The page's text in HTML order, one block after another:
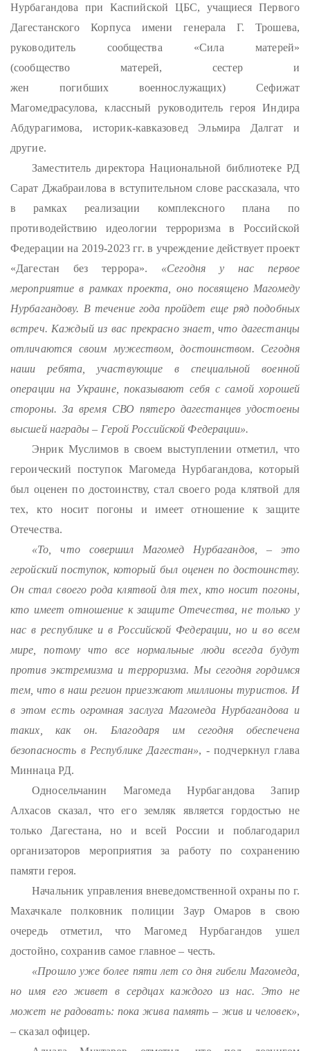
Нурбагандова при Каспийской ЦБС, учащиеся Первого
Дагестанского Корпуса имени генерала Г. Трошева,
руководитель сообщества «Сила матерей»
(сообщество матерей, сестер и
жен погибших военнослужащих) Сефижат
Магомедрасулова, классный руководитель героя Индира
Абдурагимова, историк-кавказовед Эльмира Далгат и
другие.
Заместитель директора Национальной библиотеке РД
Сарат Джабраилова в вступительном слове рассказала, что
в рамках реализации комплексного плана по
противодействию идеологии терроризма в Российской
Федерации на 2019-2023 гг. в учреждение действует проект
«Дагестан без террора». «Сегодня у нас первое
мероприятие в рамках проекта, оно посвящено Магомеду
Нурбагандову. В течение года пройдет еще ряд подобных
встреч. Каждый из вас прекрасно знает, что дагестанцы
отличаются своим мужеством, достоинством. Сегодня
наши ребята, участвующие в специальной военной
операции на Украине, показывают себя с самой хорошей
стороны. За время СВО пятеро дагестанцев удостоены
высшей награды – Герой Российской Федерации».
Энрик Муслимов в своем выступлении отметил, что
героический поступок Магомеда Нурбагандова, который
был оценен по достоинству, стал своего рода клятвой для
тех, кто носит погоны и имеет отношение к защите
Отечества.
«То, что совершил Магомед Нурбагандов, – это
геройский поступок, который был оценен по достоинству.
Он стал своего рода клятвой для тех, кто носит погоны,
кто имеет отношение к защите Отечества, не только у
нас в республике и в Российской Федерации, но и во всем
мире, потому что все нормальные люди всегда будут
против экстремизма и терроризма. Мы сегодня гордимся
тем, что в наш регион приезжают миллионы туристов. И
в этом есть огромная заслуга Магомеда Нурбагандова и
таких, как он. Благодаря им сегодня обеспечена
безопасность в Республике Дагестан», - подчеркнул глава
Миннаца РД.
Односельчанин Магомеда Нурбагандова Запир
Алхасов сказал, что его земляк является гордостью не
только Дагестана, но и всей России и поблагодарил
организаторов мероприятия за работу по сохранению
памяти героя.
Начальник управления вневедомственной охраны по г.
Махачкале полковник полиции Заур Омаров в свою
очередь отметил, что Магомед Нурбагандов ушел
достойно, сохранив самое главное – честь.
«Прошло уже более пяти лет со дня гибели Магомеда,
но имя его живет в сердцах каждого из нас. Это не
может не радовать: пока жива память – жив и человек»,
– сказал офицер.